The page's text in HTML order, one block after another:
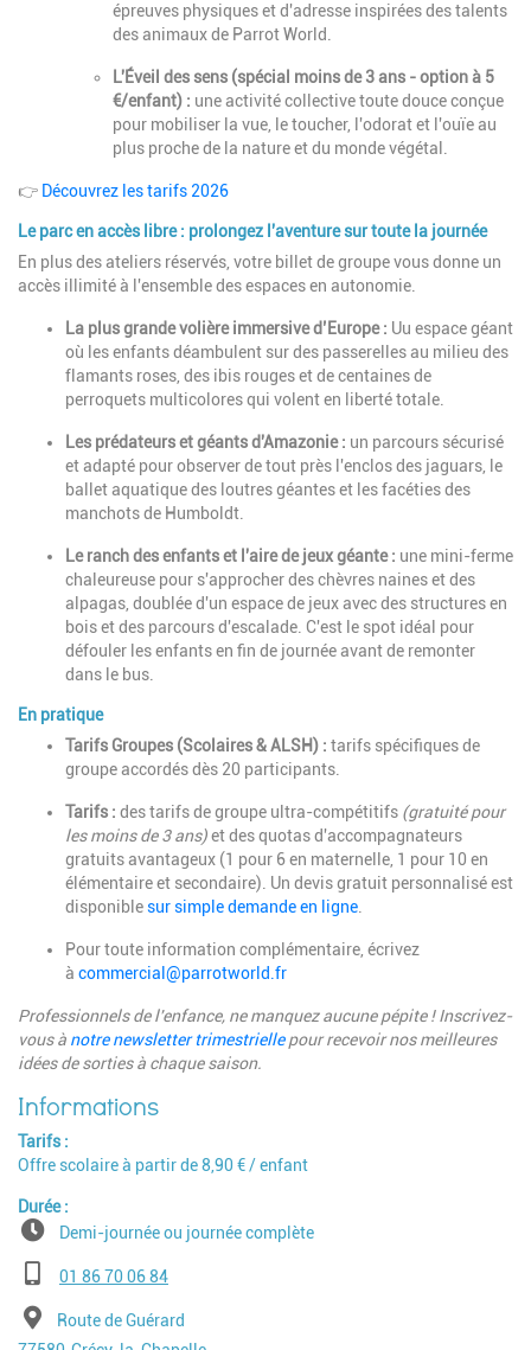
épreuves physiques et d'adresse inspirées des talents
des animaux de Parrot World.
L'Éveil des sens (spécial moins de 3 ans - option à 5
€/enfant) : une activité collective toute douce conçue
pour mobiliser la vue, le toucher, l'odorat et l'ouïe au
plus proche de la nature et du monde végétal.
👉 Découvrez les tarifs 2026
Le parc en accès libre : prolongez l'aventure sur toute la journée
En plus des ateliers réservés, votre billet de groupe vous donne un
accès illimité à l'ensemble des espaces en autonomie.
La plus grande volière immersive d’Europe : Uu espace géant
où les enfants déambulent sur des passerelles au milieu des
flamants roses, des ibis rouges et de centaines de
perroquets multicolores qui volent en liberté totale.
Les prédateurs et géants d'Amazonie : un parcours sécurisé
et adapté pour observer de tout près l'enclos des jaguars, le
ballet aquatique des loutres géantes et les facéties des
manchots de Humboldt.
Le ranch des enfants et l'aire de jeux géante : une mini-ferme
chaleureuse pour s'approcher des chèvres naines et des
alpagas, doublée d'un espace de jeux avec des structures en
bois et des parcours d'escalade. C'est le spot idéal pour
défouler les enfants en fin de journée avant de remonter
dans le bus.
En pratique
Tarifs Groupes (Scolaires & ALSH) : tarifs spécifiques de
groupe accordés dès 20 participants.
Tarifs : des tarifs de groupe ultra-compétitifs (gratuité pour
les moins de 3 ans)et des quotas d'accompagnateurs
gratuits avantageux (1 pour 6 en maternelle, 1 pour 10 en
élémentaire et secondaire). Un devis gratuit personnalisé est
disponiblesur simple demande en ligne
Pour toute information complémentaire, écrivez
à commercial@parrotworld.fr
Professionnels de l'enfance, ne manquez aucune pépite ! Inscrivez-
vous à notre newsletter trimestriellepour recevoir nos meilleures
idées de sorties à chaque saison.
Tarifs
Offre scolaire à partir de 8,90 € / enfant
Durée
Demi-journée ou journée complète
Téléphone01 86 70 06 84
AdresseRoute de Guérard